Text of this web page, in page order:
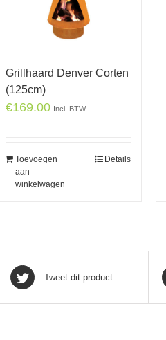
Grillhaard Denver Corten
(125cm)
€169.00 Incl. BTW
Toevoegen
aan
winkelwagen
Details
Tweet dit product